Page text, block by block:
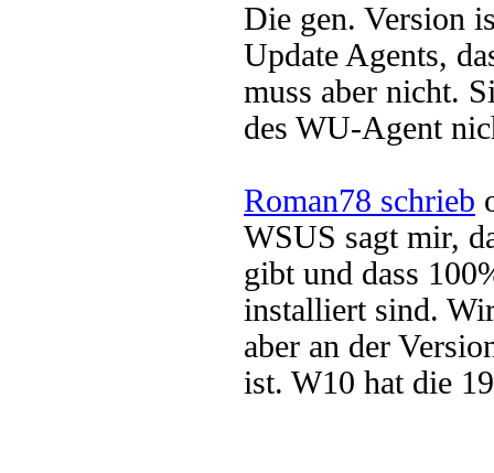
Die gen. Version
Update Agents,
muss aber nicht.
des WU-Agent
Roman78 schrieb
WSUS sagt mir,
gibt und dass
installiert sind.
aber an der
ist. W10 hat die